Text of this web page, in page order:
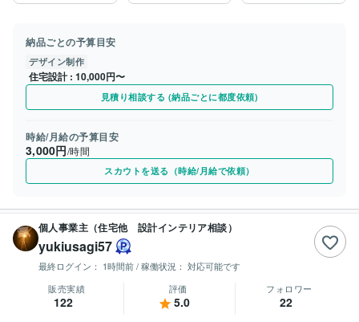
納品ごとの予算目安
デザイン制作
住宅設計 10,000円〜
見積り相談する (納品ごとに都度依頼)
時給/月給の予算目安
3,000円/時間
スカウトを送る（時給/月給で依頼）
個人事業主（住宅他 設計インテリア相談）
yukiusagi57
最終ログイン： 1時間前/ 稼働状況： 対応可能です
販売実績
122
評価
5.0
フォロワー
22